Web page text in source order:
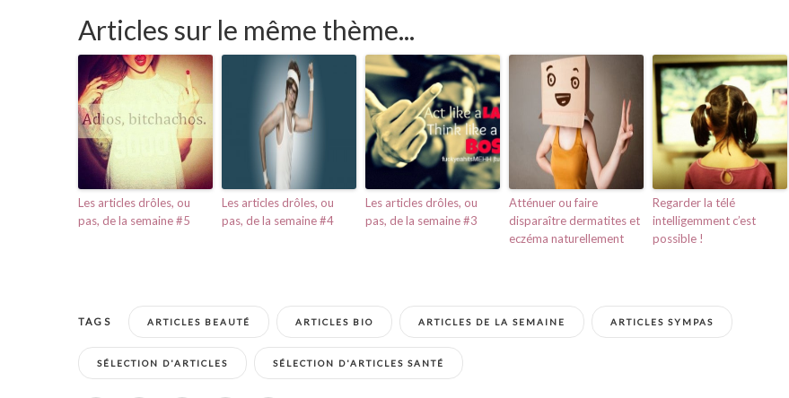
Articles sur le même thème...
Les articles drôles, ou
pas, de la semaine #5
Les articles drôles, ou
pas, de la semaine #4
Les articles drôles, ou
pas, de la semaine #3
Atténuer ou faire
disparaître dermatites et
eczéma naturellement
Regarder la télé
intelligemment c’est
possible !
TAGS ARTICLES BEAUTÉ ARTICLES BIO ARTICLES DE LA SEMAINE ARTICLES SYMPAS
SÉLECTION D'ARTICLES SÉLECTION D'ARTICLES SANTÉ